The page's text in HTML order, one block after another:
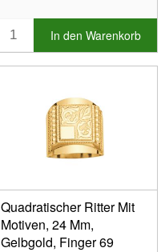
In den Warenkorb
Quadratischer Ritter Mit
Motiven, 24 Mm,
Gelbgold, Finger 69